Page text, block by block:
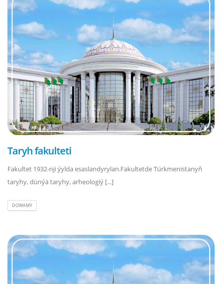
Taryh fakulteti
Fakultet 1932-nji ýylda esaslandyrylan.Fakultetde Türkmenistanyň
taryhy, dünýä taryhy, arheologiý [...]
DOWAMY